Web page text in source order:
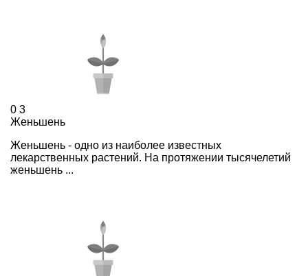
0 3
Женьшень
Женьшень - одно из наиболее известных
лекарственных растений. На протяжении тысячелетий
женьшень ...